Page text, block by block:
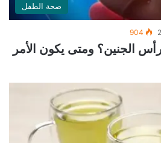
صحة الطفل
904
الجنين؟ ومتى يكون الأمر